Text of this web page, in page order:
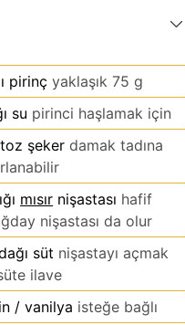
pirinç yaklaşık 75 g
su pirinci haşlamak için
şeker damak tadına
mısır nişastası hafif
nişastası da olur
süt nişastayı açmak
ilave
/ vanilya isteğe bağlı